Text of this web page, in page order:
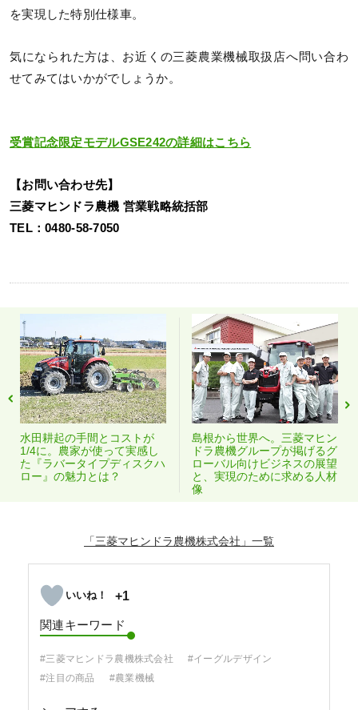
を実現した特別仕様車。
気になられた方は、お近くの三菱農業機械取扱店へ問い合わ
せてみてはいかがでしょうか。
受賞記念限定モデルGSE242の詳細はこちら
【お問い合わせ先】
三菱マヒンドラ農機 営業戦略統括部
TEL：0480-58-7050
水田耕起の手間とコストが
1/4に。農家が使って実感し
た『ラバータイプディスクハ
ロー』の魅力とは？
島根から世界へ。三菱マヒン
ドラ農機グループが掲げるグ
ローバル向けビジネスの展望
と、実現のために求める人材
像
「三菱マヒンドラ農機株式会社」
+1
関連キーワード
#三菱マヒンドラ農機株式会社
#イーグルデザイン
#注目の商品
#農業機械